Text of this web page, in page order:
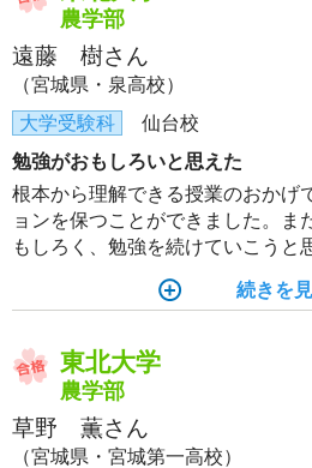
らないときは臆することなく質問
農学部
遠藤 樹さん
（宮城県・泉高校）
大学受験科
仙台校
勉強がおもしろいと思えた
根本から理解できる授業のおかげ
ョンを保つことができました。ま
もしろく、勉強を続けていこうと
といいと思います。
続きを
東北大学
農学部
草野 薫さん
（宮城県・宮城第一高校）